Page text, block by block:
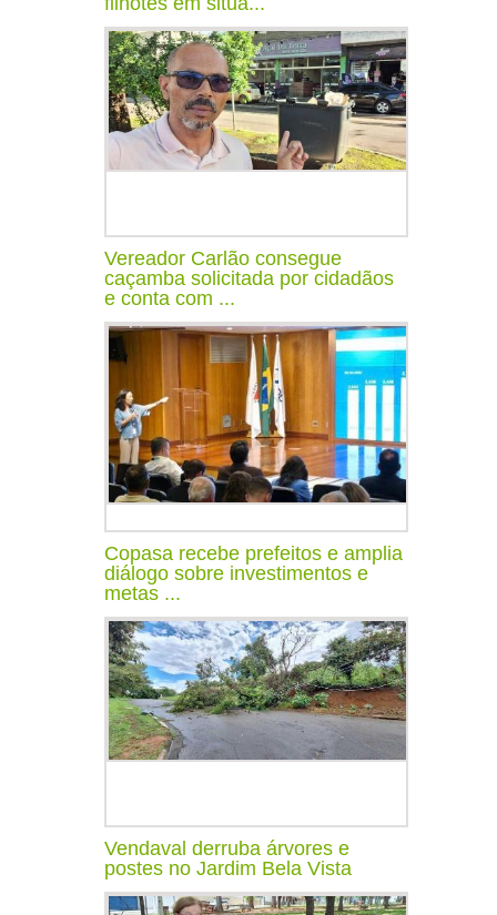
Vereador Carlão consegue
caçamba solicitada por cidadãos
e conta com ...
Copasa recebe prefeitos e amplia
diálogo sobre investimentos e
metas ...
Vendaval derruba árvores e
postes no Jardim Bela Vista